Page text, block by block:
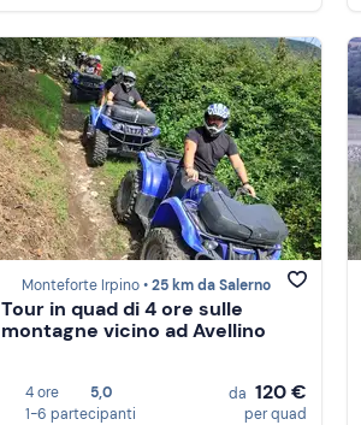
Monteforte Irpino •25 km da Salerno
Tour in quad di 4 ore sulle
montagne vicino ad Avellino
4 ore
5,0
1-6 partecipanti
da 120 €
per quad